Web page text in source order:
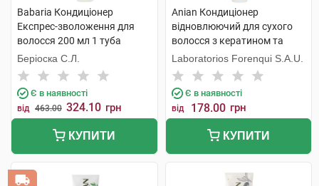
Babaria Кондиціонер
Експрес-зволоження для
волосся 200 мл 1 туба
Беріоска С.Л.
Є в наявності
від 463.00 324.10 грн
КУПИТИ
Anian Кондиціонер
відновлюючий для сухого
волосся з кератином та
жожоба 250 мл 1 туба
Laboratorios Forenqui S.A.U.
Є в наявності
від 178.00 грн
КУПИТИ